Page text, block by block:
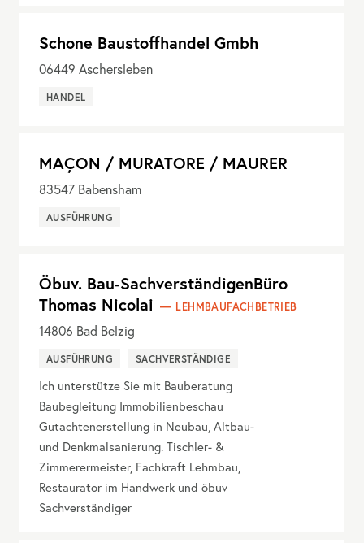
Schone Baustoffhandel Gmbh
06449 Aschersleben
HANDEL
MAÇON / MURATORE / MAURER
83547 Babensham
AUSFÜHRUNG
Öbuv. Bau-SachverständigenBüro
Thomas Nicolai
LEHMBAUFACHBETRIEB
14806 Bad Belzig
AUSFÜHRUNG SACHVERSTÄNDIGE
Ich unterstütze Sie mit Bauberatung
Baubegleitung Immobilienbeschau
Gutachtenerstellung in Neubau, Altbau-
und Denkmalsanierung. Tischler- &
Zimmerermeister, Fachkraft Lehmbau,
Restaurator im Handwerk und öbuv
Sachverständiger